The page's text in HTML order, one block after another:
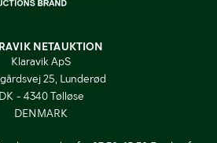
NETAUKTION
Klaravik ApS
25, Lunderød
DK - 4340 Tølløse
DENMARK